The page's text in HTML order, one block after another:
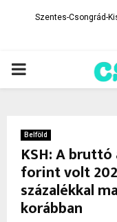
Szentes-Csongrád-
PRIMARY
Belföld
KSH: A
forint volt
százalékkal
korábban